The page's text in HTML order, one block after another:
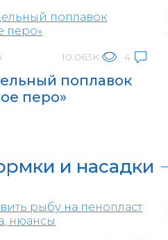
10.063K 4
поплавок
перо»
и насадки